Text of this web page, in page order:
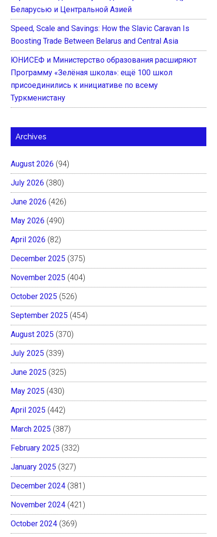
Беларусью и Центральной Азией
Speed, Scale and Savings: How the Slavic Caravan Is
Boosting Trade Between Belarus and Central Asia
ЮНИСЕФ и Министерство образования расширяют
Программу «Зелёная школа»: ещё 100 школ
присоединились к инициативе по всему
Туркменистану
Archives
August 2026 (94)
July 2026 (380)
June 2026 (426)
May 2026 (490)
April 2026 (82)
December 2025 (375)
November 2025 (404)
October 2025 (526)
September 2025 (454)
August 2025 (370)
July 2025 (339)
June 2025 (325)
May 2025 (430)
April 2025 (442)
March 2025 (387)
February 2025 (332)
January 2025 (327)
December 2024 (381)
November 2024 (421)
October 2024 (369)